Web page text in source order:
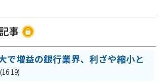
事
で増益の銀行業界、利ざや縮小と
(16:19)